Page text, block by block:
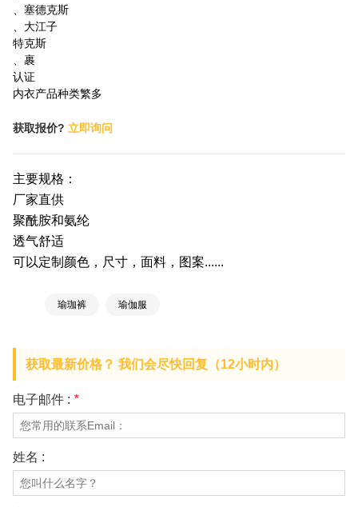
、塞德克斯
、大江子
特克斯
、裹
认证
内衣产品种类繁多
获取报价? 立即询问
主要规格：
厂家直供
聚酰胺和氨纶
透气舒适
可以定制颜色，尺寸，面料，图案......
瑜珈裤 瑜伽服
获取最新价格？ 我们会尽快回复（12小时内）
电子邮件 : *
姓名 :